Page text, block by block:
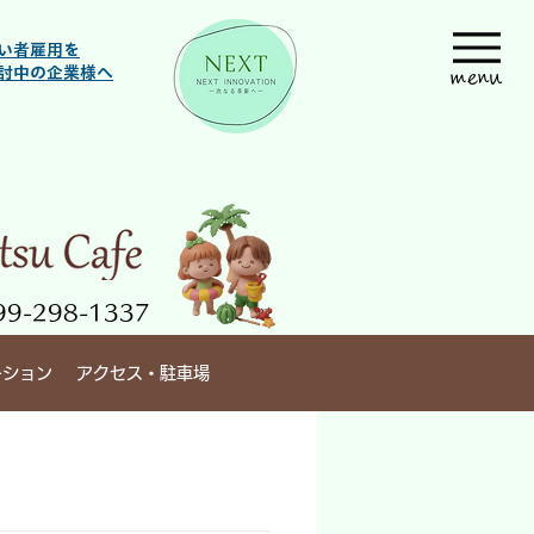
menu
者雇用を
中の企業様へ
298-1337
ョン アクセス・駐車場